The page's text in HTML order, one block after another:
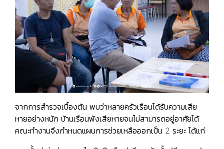
จากการสำรวจเบื้องต้น พบว่าหลายครัวเรือนได้รับความเสีย
หายอย่างหนัก บ้านเรือนพังเสียหายจนไม่สามารถอยู่อาศัยได้
คณะทำงานจึงกำหนดแผนการช่วยเหลือออกเป็น 2 ระยะ ได้แก่